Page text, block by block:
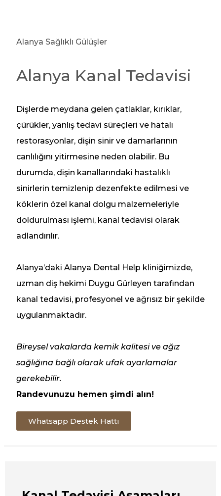
Alanya Sağlıklı Gülüşler
Alanya Kanal Tedavisi
Dişlerde meydana gelen çatlaklar, kırıklar,
çürükler, yanlış tedavi süreçleri ve hatalı
restorasyonlar, dişin sinir ve damarlarının
canlılığını yitirmesine neden olabilir. Bu
durumda, dişin kanallarındaki hastalıklı
sinirlerin temizlenip dezenfekte edilmesi ve
köklerin özel kanal dolgu malzemeleriyle
doldurulması işlemi, kanal tedavisi olarak
adlandırılır.
Alanya’daki Alanya Dental Help kliniğimizde,
uzman diş hekimi Duygu Gürleyen tarafından
kanal tedavisi, profesyonel ve ağrısız bir şekilde
uygulanmaktadır.
Bireysel vakalarda kemik kalitesi ve ağız
sağlığına bağlı olarak ufak ayarlamalar
gerekebilir.
Randevunuzu hemen şimdi alın!
Whatsapp Destek Hattı